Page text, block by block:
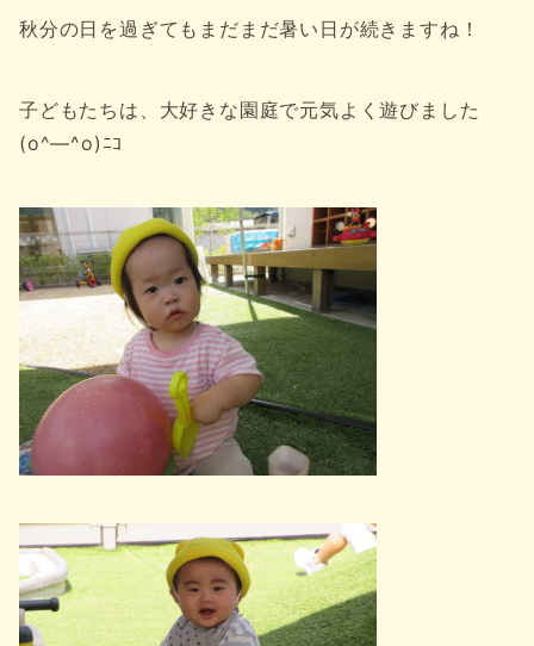
秋分の日を過ぎてもまだまだ暑い日が続きますね！
子どもたちは、大好きな園庭で元気よく遊びました
(o^―^o)ﾆｺ